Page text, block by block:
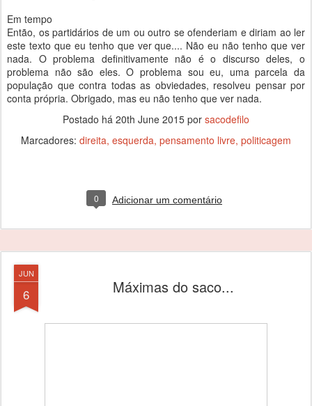
Em tempo
Então, os partidários de um ou outro se ofenderiam e diriam ao ler
este texto que eu tenho que ver que.... Não eu não tenho que ver
nada. O problema definitivamente não é o discurso deles, o
problema não são eles. O problema sou eu, uma parcela da
população que contra todas as obviedades, resolveu pensar por
conta própria. Obrigado, mas eu não tenho que ver nada.
Postado há 20th June 2015 por sacodefilo
Marcadores: direita esquerda pensamento livre politicagem
0 Adicionar um comentário
JUN
6 Máximas do saco...